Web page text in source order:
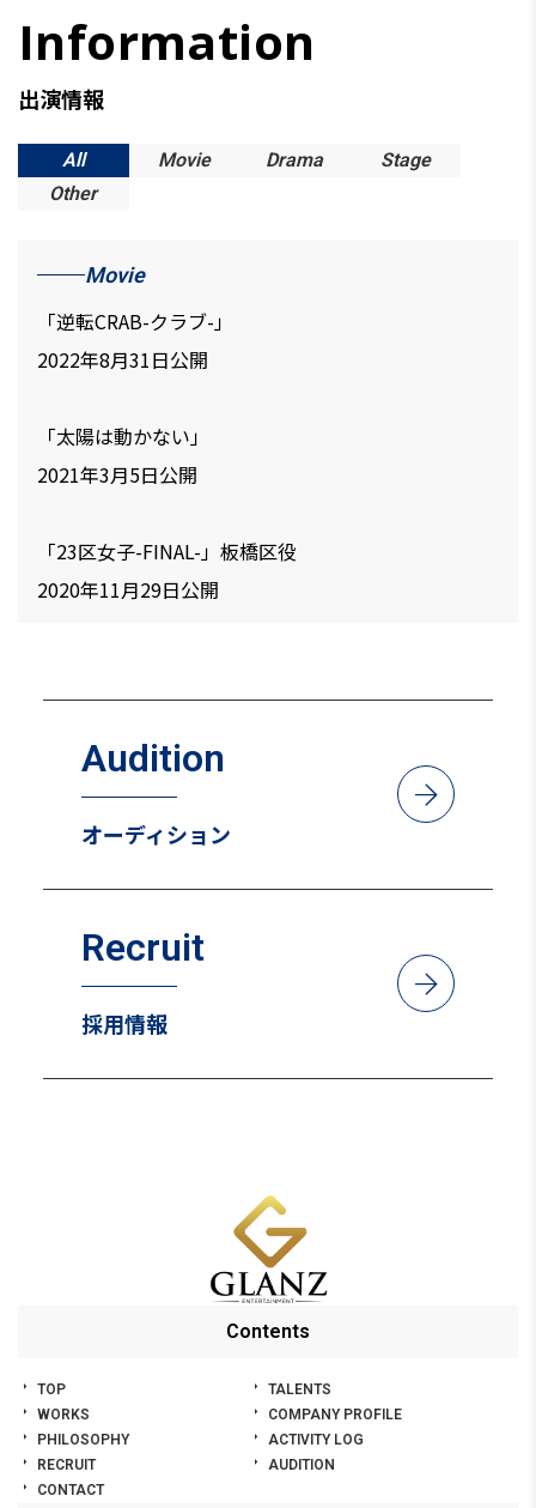
出演情報
All Movie Drama
Stage
Other
Movie
「逆転CRAB-クラブ-」
2022年8月31日公開
「太陽は動かない」
2021年3月5日公開
「23区女子-FINAL-」板橋区役
2020年11月29日公開
テレビ東京「チェイサーゲームW2」ママ友役
2024年9月19日～
テレビ東京「RoOT」グレードッグ事務員役
Netflix「忍びの家」
日本テレビ「こっち向いてよ向井くん」
テレビ東京「弁護士ソドム」
2023年4月28日～
Audition
オーディション
arrow_forward
Recruit
採用情報
arrow_forward
Contents
TOP
TALENTS
WORKS
COMPANY PROFILE
PHILOSOPHY
ACTIVITY LOG
RECRUIT
AUDITION
CONTACT